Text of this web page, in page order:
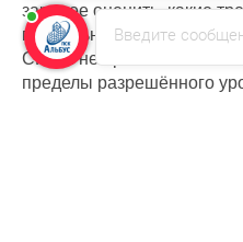
заранее оценить, какие
правильно спланировать
СРО и не брать на себя
пределы разрешённого
Введите